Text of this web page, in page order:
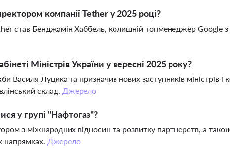
компанії Tether у 2025 році?
став Бенджамін Хаббель, колишній топменеджер Google з
Міністрів України у вересні 2025 року?
Василя Луцика та призначив нових заступників міністрів і
склад. Джерело
у групі "Нафтогаз"?
з міжнародних відносин та розвитку партнерств, а також
напрямках. Джерело